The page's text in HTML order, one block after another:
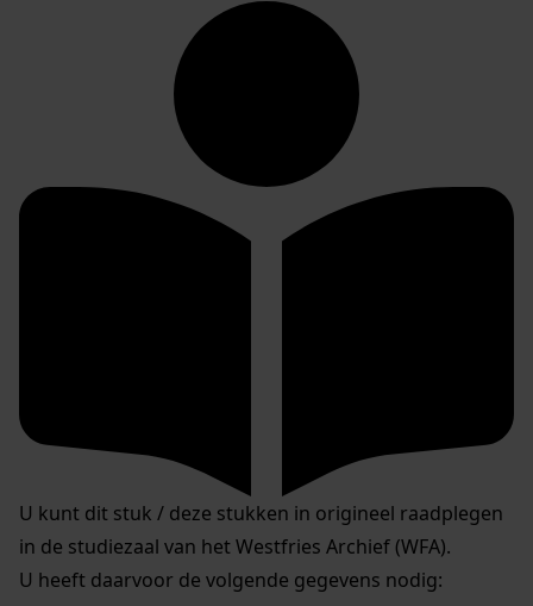
U kunt dit stuk / deze stukken in origineel raadplegen
in de studiezaal van het Westfries Archief (WFA).
U heeft daarvoor de volgende gegevens nodig: